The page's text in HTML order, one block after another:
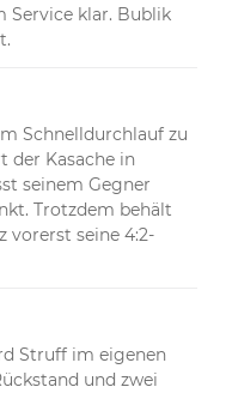
Service klar. Bublik
Schnelldurchlauf zu
der Kasache in
seinem Gegner
Trotzdem behält
vorerst seine 4:2-
Struff im eigenen
und zwei